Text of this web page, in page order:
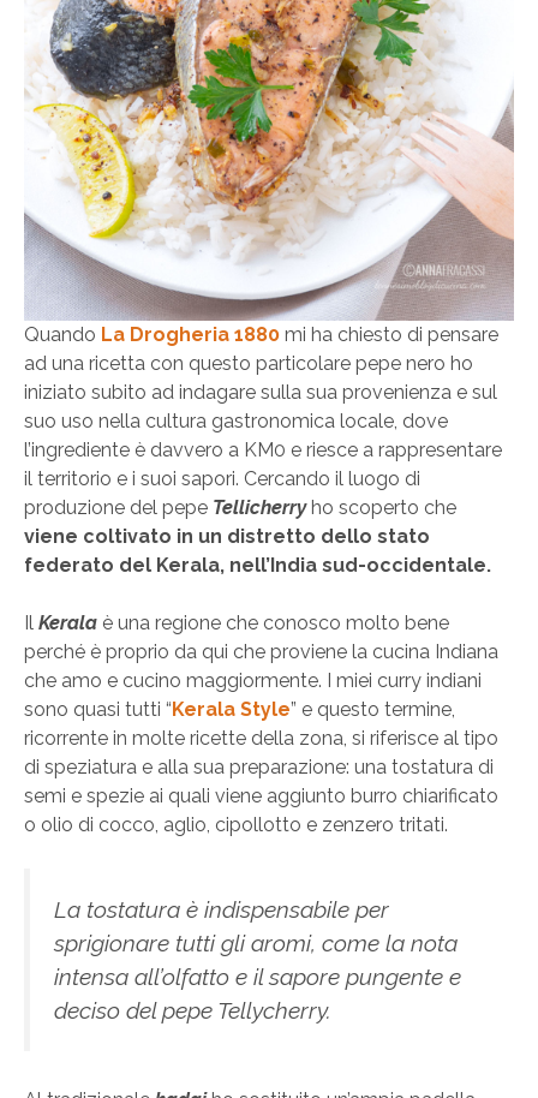
Quando La Drogheria 1880 mi ha chiesto di pensare
ad una ricetta con questo particolare pepe nero ho
iniziato subito ad indagare sulla sua provenienza e sul
suo uso nella cultura gastronomica locale, dove
l’ingrediente è davvero a KM0 e riesce a rappresentare
il territorio e i suoi sapori. Cercando il luogo di
produzione del pepe Tellicherryho scoperto che
viene coltivato in un distretto dello stato
federato del Kerala, nell’India sud-occidentale.
Il Kerala è una regione che conosco molto bene
perché è proprio da qui che proviene la cucina Indiana
che amo e cucino maggiormente. I miei curry indiani
sono quasi tutti “Kerala Style” e questo termine,
ricorrente in molte ricette della zona, si riferisce al tipo
di speziatura e alla sua preparazione: una tostatura di
semi e spezie ai quali viene aggiunto burro chiarificato
o olio di cocco, aglio, cipollotto e zenzero tritati.
La tostatura è indispensabile per
sprigionare tutti gli aromi, come la nota
intensa all’olfatto e il sapore pungente e
deciso del pepe Tellycherry.